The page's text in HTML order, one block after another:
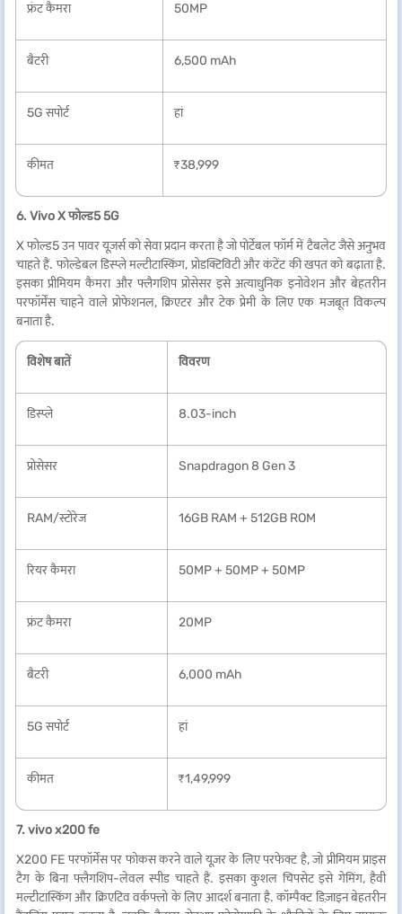
फ्रंट कैमरा 50MP
बैटरी 6,500 mAh
5G सपोर्ट हां
कीमत ₹38,999
6. Vivo X फोल्ड5 5G
X फोल्ड5 उन पावर यूज़र्स को सेवा प्रदान करता है जो पोर्टेबल फॉर्म में टैबलेट जैसे अनुभव
चाहते हैं. फोल्डेबल डिस्प्ले मल्टीटास्किंग, प्रोडक्टिविटी और कंटेंट की खपत को बढ़ाता है.
इसका प्रीमियम कैमरा और फ्लैगशिप प्रोसेसर इसे अत्याधुनिक इनोवेशन और बेहतरीन
परफॉर्मेंस चाहने वाले प्रोफेशनल, क्रिएटर और टेक प्रेमी के लिए एक मजबूत विकल्प
बनाता है.
विशेष बातें विवरण
डिस्प्ले 8.03-inch
प्रोसेसर Snapdragon 8 Gen 3
RAM/स्टोरेज 16GB RAM + 512GB ROM
रियर कैमरा 50MP + 50MP + 50MP
फ्रंट कैमरा 20MP
बैटरी 6,000 mAh
5G सपोर्ट हां
कीमत ₹1,49,999
7. vivo x200 fe
X200 FE परफॉर्मेंस पर फोकस करने वाले यूज़र के लिए परफेक्ट है, जो प्रीमियम प्राइस
टैग के बिना फ्लैगशिप-लेवल स्पीड चाहते हैं. इसका कुशल चिपसेट इसे गेमिंग, हैवी
मल्टीटास्किंग और क्रिएटिव वर्कफ्लो के लिए आदर्श बनाता है. कॉम्पैक्ट डिज़ाइन बेहतरीन